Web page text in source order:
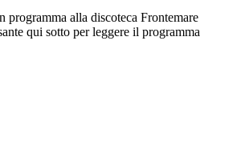
programma alla discoteca Frontemare
qui sotto per leggere il programma